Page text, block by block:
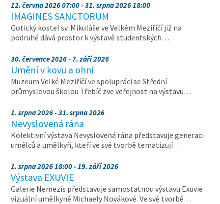
12. června 2026 07:00 - 31. srpna 2026 18:00
IMAGINES SANCTORUM
Gotický kostel sv. Mikuláše ve Velkém Meziříčí již na
podruhé dává prostor k výstavě studentských…
30. července 2026 - 7. září 2026
Umění v kovu a ohni
Muzeum Velké Meziříčí ve spolupráci se Střední
průmyslovou školou Třebíč zve veřejnost na výstavu…
1. srpna 2026 - 31. srpna 2026
Nevyslovená rána
Kolektivní výstava Nevyslovená rána představuje generaci
umělců a umělkyň, kteří ve své tvorbě tematizují…
1. srpna 2026 18:00 - 19. září 2026
Výstava EXUVIE
Galerie Nemezis představuje samostatnou výstavu Exuvie
vizuální umělkyně Michaely Novákové. Ve své tvorbě…